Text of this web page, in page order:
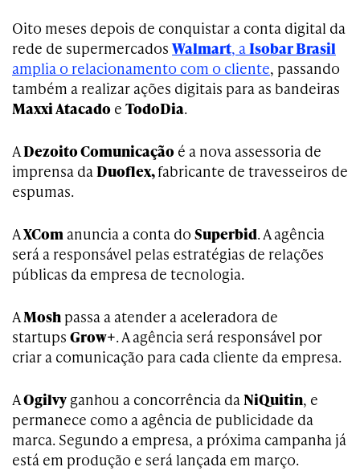
Oito meses depois de conquistar a conta digital da
rede de supermercadosWalmart, aIsobar Brasil
amplia o relacionamento com o cliente, passando
também a realizar ações digitais para as bandeiras
Maxxi Atacado e TodoDia.
ADezoito Comunicação é a nova assessoria de
imprensa daDuoflex,fabricante de travesseiros de
espumas.
AXCom anuncia a conta do Superbid. A agência
será a responsável pelas estratégias de relações
públicas da empresa de tecnologia.
AMosh passa a atender a aceleradora de
startups Grow+. A agência será responsável por
criar a comunicação para cada cliente da empresa.
AOgilvy ganhou a concorrência daNiQuitin, e
permanece como a agência de publicidade da
marca. Segundo a empresa, a próxima campanha já
está em produção e será lançada em março.